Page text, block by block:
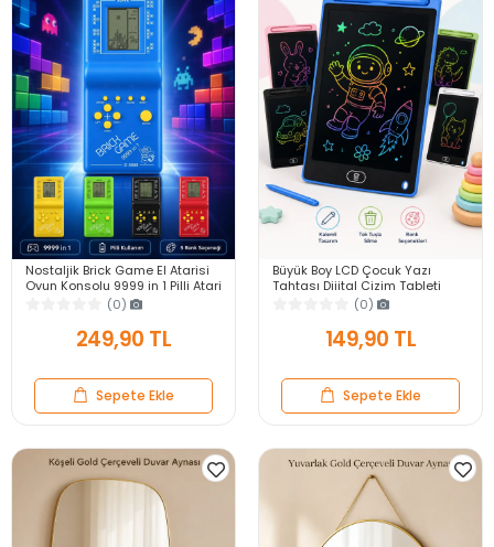
Nostaljik Brick Game El Atarisi
Oyun Konsolu 9999 in 1 Pilli Atari
Eğlenceli Çocuk Oyuncağı
(0)
249,90 TL
Sepete Ekle
Büyük Boy LCD Çocuk Yazı
Tahtası Dijital Çizim Tableti
Kalemli Silinebilir 8.5′ Oyuncak
(0)
149,90 TL
Sepete Ekle